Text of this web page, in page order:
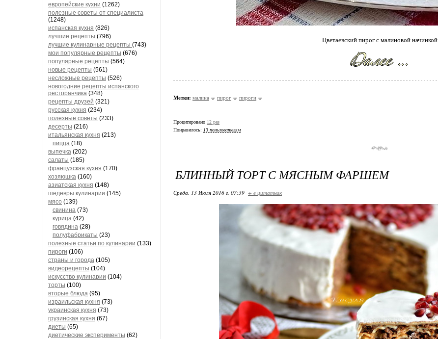
европейские кухни (1262)
полезные советы от специалиста
(1248)
испанская кухня (826)
лучшие рецепты (796)
лучшие кулинарные рецепты (743)
мои популярные рецепты (676)
популярные рецепты (564)
новые рецепты (561)
несложные рецепты (526)
новогодние рецепты испанского
ресторанчика (348)
рецепты друзей (321)
русская кухня (234)
полезные советы (233)
десерты (216)
итальянская кухня (213)
пицца (18)
выпечка (202)
салаты (185)
французская кухня (170)
хозяюшка (160)
азиатская кухня (148)
шедевры кулинарии (145)
мясо (139)
свинина (73)
курица (42)
говядина (28)
полуфабрикаты (23)
полезные статьи по кулинарии (133)
пироги (106)
страны и города (105)
видеорецепты (104)
искусство кулинарии (104)
торты (100)
вторые блюда (95)
израильская кухня (73)
украинская кухня (73)
грузинская кухня (67)
диеты (65)
диетические эксперименты (62)
Цветаевский пирог с малиновой начинкой
Метки: малина пирог пироги
Процитировано 12 раз
Понравилось: 13 пользователям
БЛИННЫЙ ТОРТ С МЯСНЫМ ФАРШЕМ
Среда, 13 Июля 2016 г. 07:39 + в цитатник